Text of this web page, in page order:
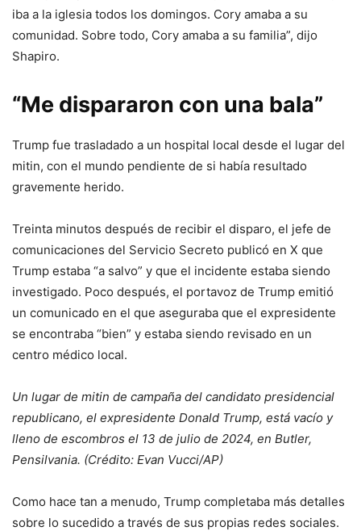
iba a la iglesia todos los domingos. Cory amaba a su
comunidad. Sobre todo, Cory amaba a su familia”, dijo
Shapiro.
“Me dispararon con una bala”
Trump fue trasladado a un hospital local desde el lugar del
mitin, con el mundo pendiente de si había resultado
gravemente herido.
Treinta minutos después de recibir el disparo, el jefe de
comunicaciones del Servicio Secreto publicó en X que
Trump estaba “a salvo” y que el incidente estaba siendo
investigado. Poco después, el portavoz de Trump emitió
un comunicado en el que aseguraba que el expresidente
se encontraba “bien” y estaba siendo revisado en un
centro médico local.
Un lugar de mitin de campaña del candidato presidencial
republicano, el expresidente Donald Trump, está vacío y
lleno de escombros el 13 de julio de 2024, en Butler,
Pensilvania. (Crédito: Evan Vucci/AP)
Como hace tan a menudo, Trump completaba más detalles
sobre lo sucedido a través de sus propias redes sociales.